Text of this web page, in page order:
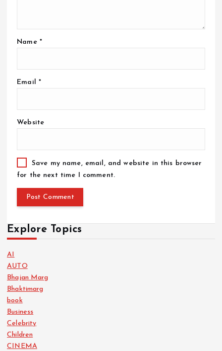
Name *
Email *
Website
Save my name, email, and website in this browser
for the next time I comment.
Explore Topics
AI
AUTO
Bhajan Marg
Bhaktimarg
book
Business
Celebrity
Children
CINEMA